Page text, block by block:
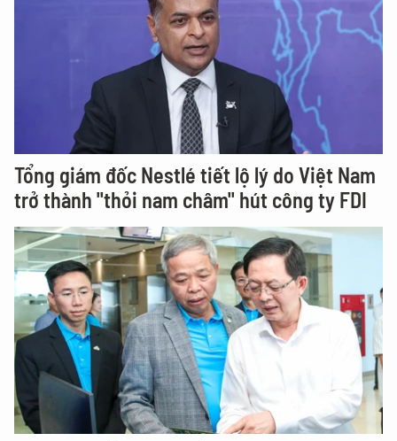
Tổng giám đốc Nestlé tiết lộ lý do Việt Nam
trở thành "thỏi nam châm" hút công ty FDI